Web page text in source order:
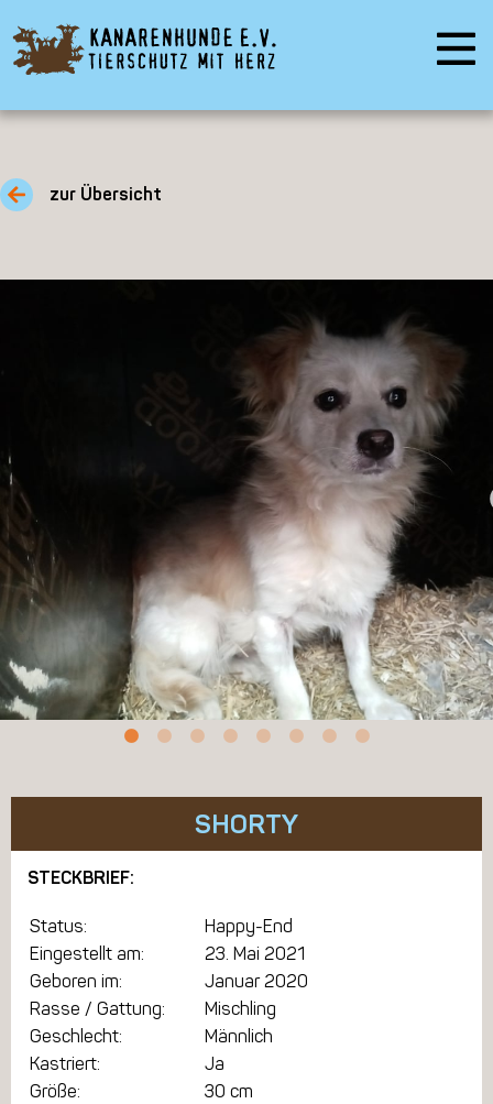
zur Übersicht
SHORTY
STECKBRIEF:
Status:
Happy-End
Eingestellt am:
23. Mai 2021
Geboren im:
Januar 2020
Rasse / Gattung:
Mischling
Geschlecht:
Männlich
Kastriert:
Ja
Größe:
30 cm